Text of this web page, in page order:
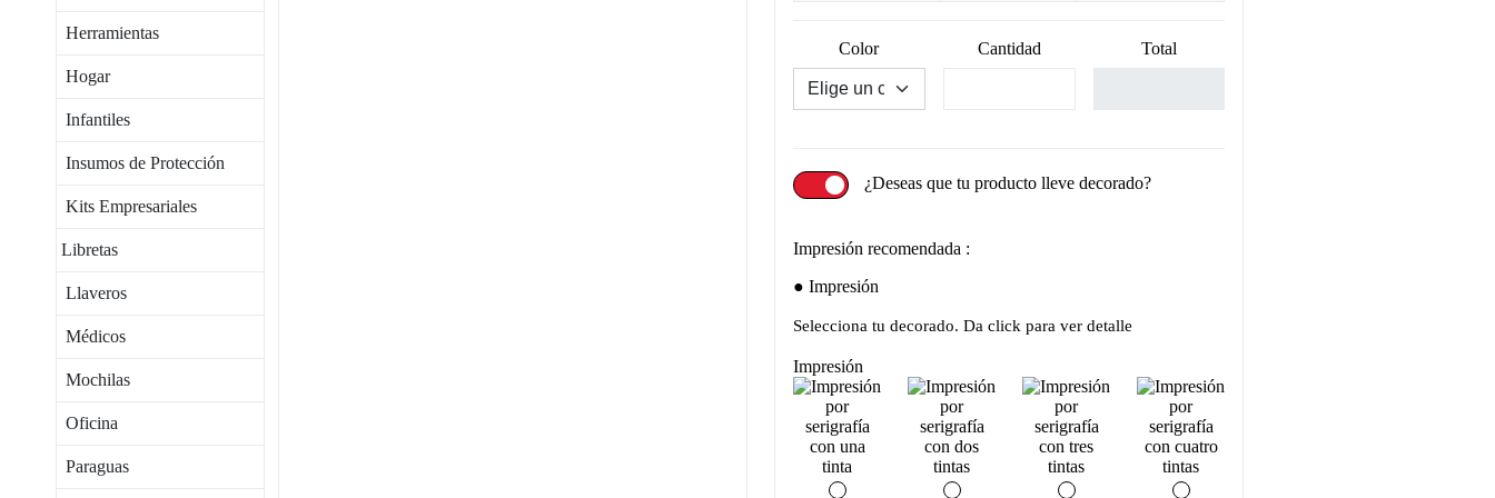
Herramientas
Hogar
Infantiles
Insumos de Protección
Kits Empresariales
Libretas
Llaveros
Médicos
Mochilas
Oficina
Paraguas
Color Cantidad Total
¿Deseas que tu producto lleve decorado?
Impresión recomendada :
Impresión
Selecciona tu decorado. Da click para ver detalle
Impresión